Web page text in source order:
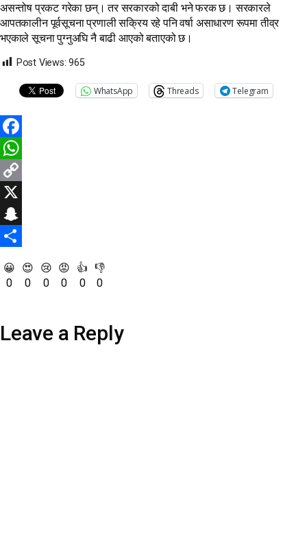
असन्तोष प्रकट गरेका छन्। तर सरकारको दाबी भने फरक छ। सरकारले
आपतकालीन पूर्वसूचना प्रणाली सक्रिय रहे पनि वर्षा असाधारण रूपमा तीव्र
भएकाले सूचना पुग्नुअघि नै बाढी आएको बताएको छ।
Post Views: 965
WhatsApp Threads Telegram
Facebook
WhatsApp
Copy
Link
X
Snapchat
😀
0
😍
0
😢
0
😡
0
👍
0
👎
0
Leave a Reply